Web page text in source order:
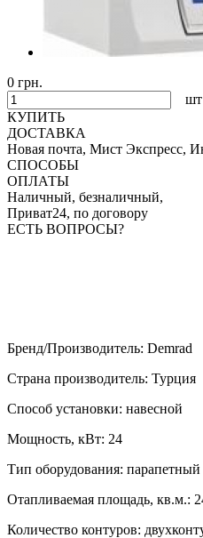
0 грн.
шт
КУПИТЬ
ДОСТАВКА
Новая почта, Мист Экспресс,
СПОСОБЫ
ОПЛАТЫ
Наличный, безналичный,
Приват24, по договору
ЕСТЬ ВОПРОСЫ?
Бренд/Производитель: Demrad
Страна производитель: Турция
Способ установки: навесной
Мощность, кВт: 24
Тип оборудования: парапетный
Отапливаемая площадь, кв.м.:
Количество контуров: